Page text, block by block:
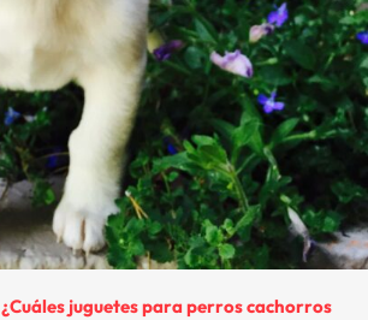
¿Cuáles juguetes para perros cachorros